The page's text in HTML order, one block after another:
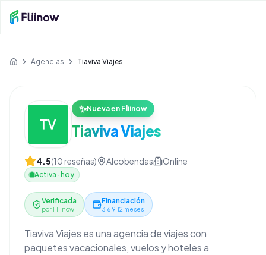
Inicio Agencias Tiaviva Viajes
✨Nueva en Fliinow
Tiaviva Viajes
4.5(10reseñas) Alcobendas Online
Activa · hoy
Verificada
por Fliinow
Financiación
3·6·9·12 meses
Tiaviva Viajes es una agencia de viajes con
paquetes vacacionales, vuelos y hoteles a